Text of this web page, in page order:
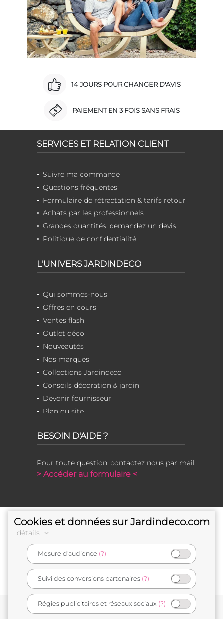
14 JOURS POUR CHANGER D'AVIS
PAIEMENT EN 3 FOIS SANS FRAIS
SERVICES ET RELATION CLIENT
Suivre ma commande
Questions fréquentes
Formulaire de rétractation & tarifs retour
Achats par les professionnels
Grandes quantités, demandez un devis
Politique de confidentialité
L'UNIVERS JARDINDECO
Qui sommes-nous
Offres en cours
Ventes flash
Outlet déco
Nouveautés
Nos marques
Collections Jardindeco
Conseils décoration & jardin
Devenir fournisseur
Plan du site
BESOIN D'AIDE ?
Pour toute question, contactez nous par mail
> Accéder au formulaire <
e-commerçant français
Cookies et données sur Jardindeco.com
détails
Mesure d'audience (?)
Suivi des conversions partenaires (?)
Régies publicitaires et réseaux sociaux (?)